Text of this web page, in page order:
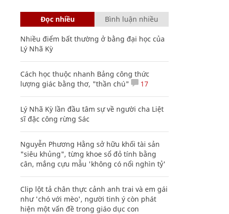
Đọc nhiều Bình luận nhiều
Nhiều điểm bất thường ở bằng đại học của
Lý Nhã Kỳ
Cách học thuộc nhanh Bảng công thức
lượng giác bằng thơ, "thần chú"
17
Lý Nhã Kỳ lần đầu tâm sự về người cha Liệt
sĩ đặc công rừng Sác
Nguyễn Phương Hằng sở hữu khối tài sản
"siêu khủng", từng khoe sổ đỏ tính bằng
cân, mắng cựu mẫu 'không có nổi nghìn tỷ'
Clip lột tả chân thực cảnh anh trai và em gái
như 'chó với mèo', người tinh ý còn phát
hiện một vấn đề trong giáo dục con